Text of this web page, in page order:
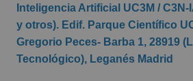
Inteligencia Artificial UC3M /
y otros). Edif. Parque Científico
Gregorio Peces- Barba 1, 28919
Tecnológico), Leganés Madrid